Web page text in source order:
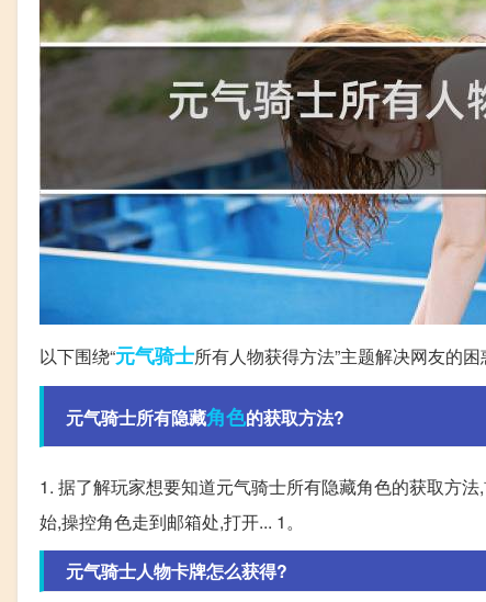
以下围绕“元气骑士所有人物获得方法”主题解决网友的困
元气骑士所有隐藏角色的获取方法?
1. 据了解玩家想要知道元气骑士所有隐藏角色的获取方
始,操控角色走到邮箱处,打开... 1。
元气骑士人物卡牌怎么获得?